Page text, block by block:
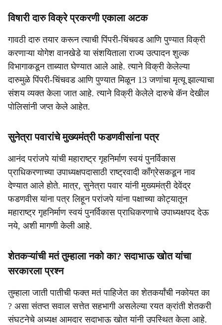
विषारी दारु विक्रे प्रकरणी एकाला अटक
गावठी दारु तयार करून त्याची पिंपरी-चिंचवड आणि पुण्यात विक्री
करणाऱ्या योगेश वानखेडे या संशयिताला राज्य उत्पादन शुल्क
विभागाकडून ताब्यात घेण्यात आले आहे. त्याने विक्री केलेल्या
दारुमुळे पिंपरी-चिंचवड आणि पुण्यात मिळून 13 जणांचा मृत्यू झाल्याचा
संशय व्यक्त केला जात आहे. त्याने विक्री केलेले दारुचे कॅन देखील
पोलिसांनी जप्त केले आहेत.
सुनेत्रा पवारांचे मुख्यमंत्री फडणवीसांना पत्र
आनंद परांजपे यांची महाराष्ट्र गृहनिर्माण स्वयं पुनर्विकास
प्राधिकरणाच्या उपाध्यक्षपदासाठी राष्ट्रवादी काँग्रेसकडून नाव
देण्यात आले होते. मात्र, सुनेत्रा पवार यांनी मुख्यमंत्री देवेंद्र
फडणवीस यांना पत्र लिहून परांजपे यांना पक्षाच्या कोट्यातून
महाराष्ट्र गृहनिर्माण स्वयं पुनर्विकास प्राधिकरणाचे उपाध्यक्षपद देऊ
नये, अशी मागणी केली आहे.
शेतकऱ्यांची मतं तुम्हाला नको का? सदाभाऊ खोत यांचा
सरकारला प्रश्न
तुम्हाला जाती पातीची फक्त मतं पाहिजेत का शेतकर्यांची नकोयत का
? असा संतप्त सवाल सत्तेत सहभागी असलेल्या रयत क्रांती शेतकरी
संघटनेचे अध्यक्ष आमदार सदाभाऊ खोत यांनी उपस्थित केला आहे.